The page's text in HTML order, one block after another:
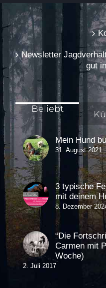
Newsletter
gut
Beliebt
Mein Hund
31. August 2021
3 typische
mit deinem
8. Dezember
“Die
Carmen mit
Woche)
2. Juli 2017